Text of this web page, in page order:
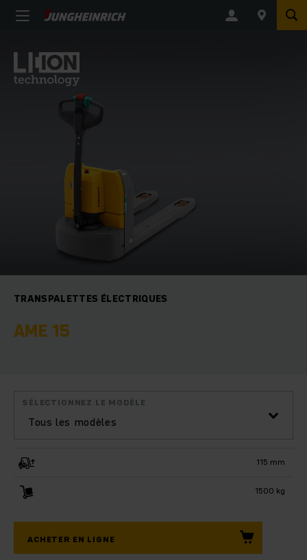
TRANSPALETTES ÉLECTRIQUES
AME 15
Tous les modèles
SÉLECTIONNEZ LE MODÈLE
115 mm
1500 kg
ACHETER EN LIGNE